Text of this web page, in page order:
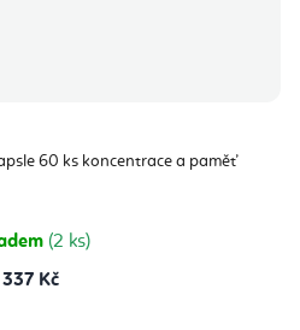
60 ks koncentrace a paměť
(2 ks)
337 Kč